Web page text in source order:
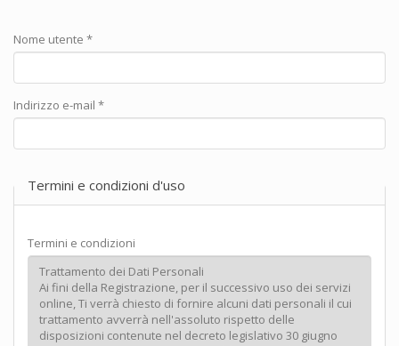
Nome utente *
Indirizzo e-mail *
Termini e condizioni d'uso
Termini e condizioni